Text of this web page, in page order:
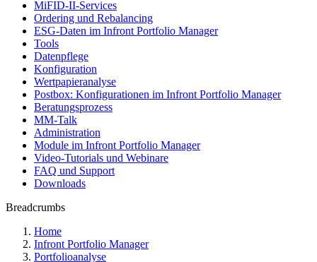
MiFID-II-Services
Ordering und Rebalancing
ESG-Daten im Infront Portfolio Manager
Tools
Datenpflege
Konfiguration
Wertpapieranalyse
Postbox: Konfigurationen im Infront Portfolio Manager
Beratungsprozess
MM-Talk
Administration
Module im Infront Portfolio Manager
Video-Tutorials und Webinare
FAQ und Support
Downloads
Breadcrumbs
Home
Infront Portfolio Manager
Portfolioanalyse